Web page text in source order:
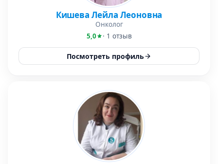
Кишева Лейла Леоновна
Онколог
5,0
· 1 отзыв
Посмотреть профиль